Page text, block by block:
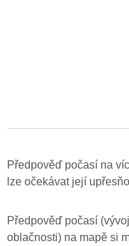
Předpověď počasí na
lze očekávat její
Předpověď počasí
oblačnosti) na mapě si